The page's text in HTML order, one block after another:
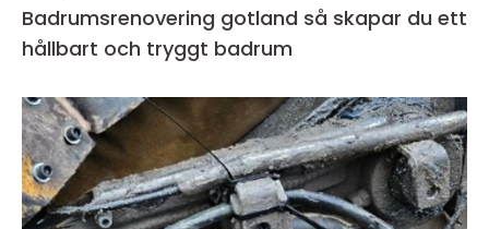
Badrumsrenovering gotland så skapar du ett
hållbart och tryggt badrum